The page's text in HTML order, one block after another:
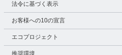
法令に基づく表示
お客様への10の宣言
エコプロジェクト
推奨環境